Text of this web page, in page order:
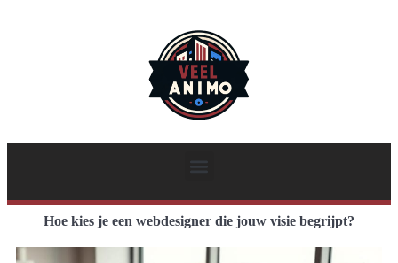
Hoe kies je een webdesigner die jouw visie begrijpt?